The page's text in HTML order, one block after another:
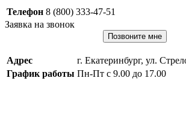
Телефон 8 (800) 333-47-51
Заявка на звонок
Позвоните мне
Адрес
г. Екатеринбург, ул.
График работы Пн-Пт с 9.00 до 17.00